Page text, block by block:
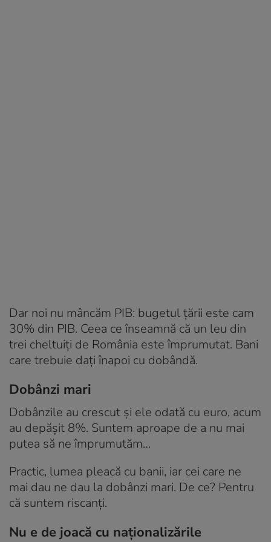
Dar noi nu mâncăm PIB: bugetul țării este cam
30% din PIB. Ceea ce înseamnă că un leu din
trei cheltuiți de România este împrumutat. Bani
care trebuie dați înapoi cu dobândă.
Dobânzi mari
Dobânzile au crescut și ele odată cu euro, acum
au depășit 8%. Suntem aproape de a nu mai
putea să ne împrumutăm…
Practic, lumea pleacă cu banii, iar cei care ne
mai dau ne dau la dobânzi mari. De ce? Pentru
că suntem riscanți.
Nu e de joacă cu naționalizările